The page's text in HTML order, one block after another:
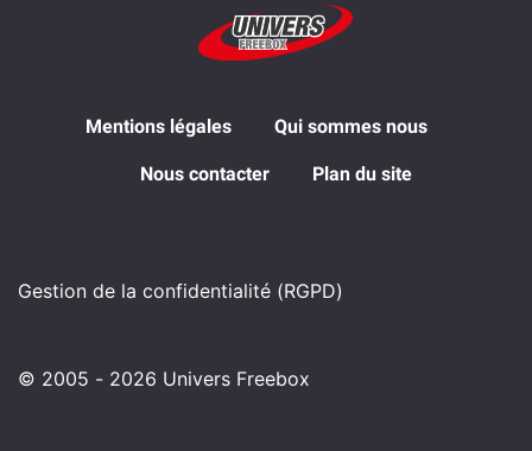
Mentions légales Qui sommes nous
Nous contacter Plan du site
Gestion de la confidentialité (RGPD)
© 2005 - 2026 Univers Freebox